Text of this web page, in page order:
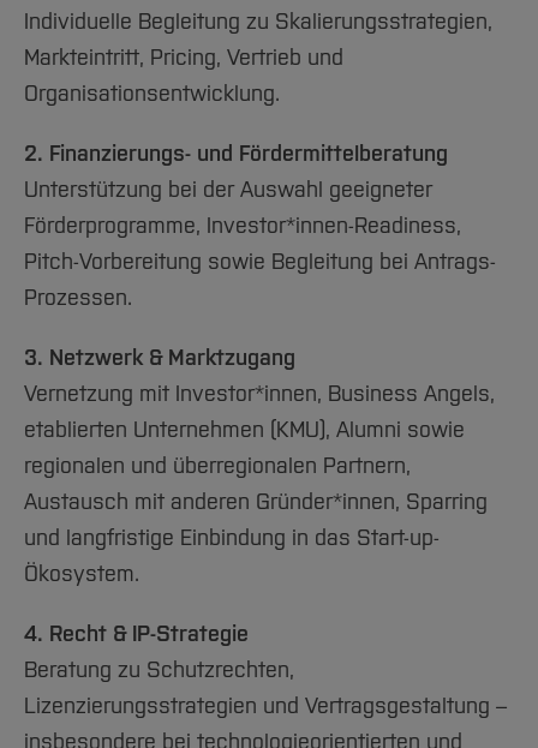
Individuelle Begleitung zu Skalierungsstrategien,
Markteintritt, Pricing, Vertrieb und
Organisationsentwicklung.
2. Finanzierungs- und Fördermittelberatung
Unterstützung bei der Auswahl geeigneter
Förderprogramme, Investor*innen-Readiness,
Pitch-Vorbereitung sowie Begleitung bei Antrags-
Prozessen.
3. Netzwerk & Marktzugang
Vernetzung mit Investor*innen, Business Angels,
etablierten Unternehmen (KMU), Alumni sowie
regionalen und überregionalen Partnern,
Austausch mit anderen Gründer*innen, Sparring
und langfristige Einbindung in das Start-up-
Ökosystem.
4. Recht & IP-Strategie
Beratung zu Schutzrechten,
Lizenzierungsstrategien und Vertragsgestaltung –
insbesondere bei technologieorientierten und